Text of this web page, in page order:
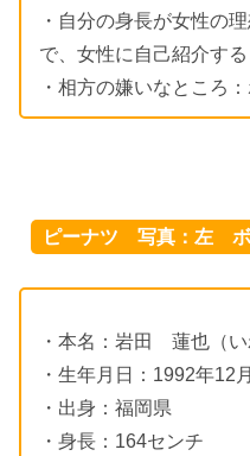
・自分の身長が女性の
で、女性に自己紹介す
・相方の嫌いなところ
ピーナツ 写真：左 ボ
・本名：岩田 蓮也（
・生年月日：1992年12
・出身：福岡県
・身長：164センチ